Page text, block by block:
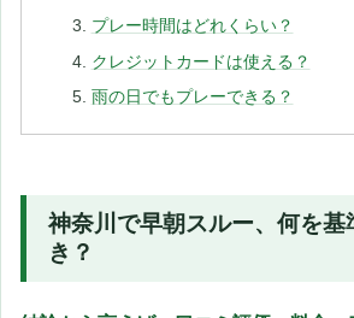
プレー時間はどれくらい？
クレジットカードは使える？
雨の日でもプレーできる？
神奈川で早朝スルー、何を基
き？